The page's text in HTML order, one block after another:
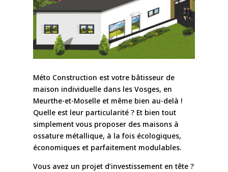
Méto Construction est votre bâtisseur de
maison individuelle dans les Vosges, en
Meurthe-et-Moselle et même bien au-delà !
Quelle est leur particularité ? Et bien tout
simplement vous proposer des maisons à
ossature métallique, à la fois écologiques,
économiques et parfaitement modulables.
Vous avez un projet d’investissement en tête ?